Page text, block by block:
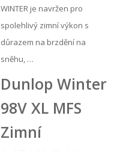
WINTER je navržen pro
spolehlivý zimní výkon s
důrazem na brzdění na
sněhu, …
Dunlop Winter
98V XL MFS
Zimní